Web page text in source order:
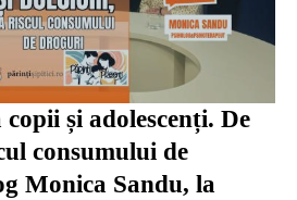
copii și adolescenți. De
consumului de
Monica Sandu, la